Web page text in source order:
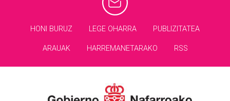
HONI BURUZ LEGE OHARRA PUBLIZITATEA
ARAUAK HARREMANETARAKO RSS